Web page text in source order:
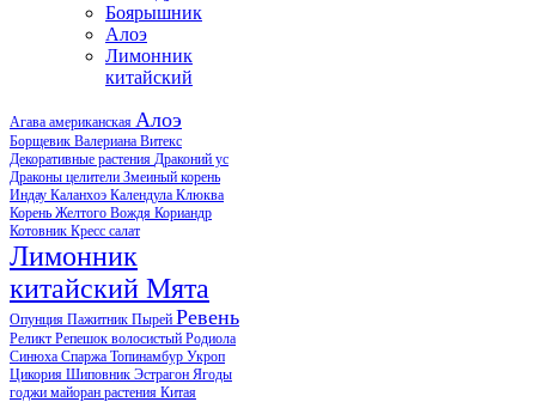
Боярышник
Алоэ
Лимонник
китайский
Агава американская Алоэ
Борщевик Валериана Витекс
Декоративные растения Драконий ус
Драконы целители Змеиный корень
Индау Каланхоэ Календула Клюква
Корень Желтого Вождя Кориандр
Котовник Кресс салат
Лимонник
китайский Мята
Опунция Пажитник Пырей Ревень
Реликт Репешок волосистый Родиола
Синюха Спаржа Топинамбур Укроп
Цикория Шиповник Эстрагон Ягоды
годжи майоран растения Китая